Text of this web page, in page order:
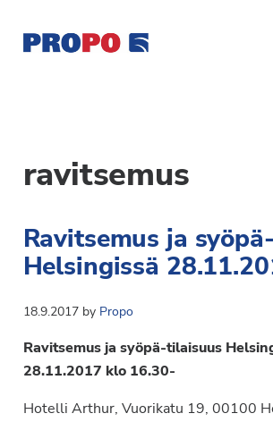
pääsisältöön
alatunnisteeseen
Suomen
Ry
potilasjärjestö,
joka
perustettu
vuonna
1997.
Yhdistys
Suomen
Syöpäyhdistyksen
ravitsemus
Ravitsemus ja
Helsingissä
18.9.2017by Propo
Ravitsemus ja syöpä-tilaisuus
28.11.2017 klo 16.30-
Hotelli Arthur, Vuorikatu 19, 00100